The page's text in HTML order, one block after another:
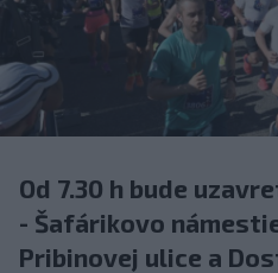
Od 7.30 h bude
- Šafárikovo
Pribinovej ulice a